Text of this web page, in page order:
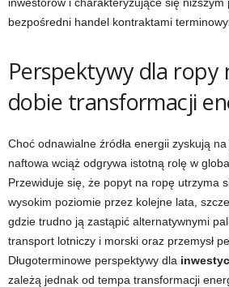
bezpośredni handel kontraktami
Perspektywy dla
dobie transformacji
Choć odnawialne źródła energii zyskują
naftowa wciąż odgrywa istotną rolę w
Przewiduje się, że popyt na ropę utrzyma
wysokim poziomie przez kolejne lata,
gdzie trudno ją zastąpić alternatywnymi
transport lotniczy i morski oraz przemysł
Długoterminowe perspektywy dla
zależą jednak od tempa transformacji